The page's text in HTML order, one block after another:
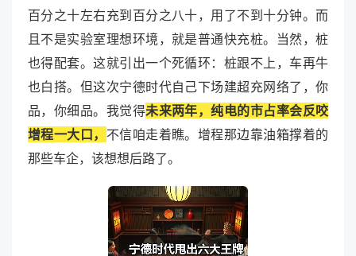
百分之十左右充到百分之八十，用了不到十分钟。而
且不是实验室理想环境，就是普通快充桩。当然，桩
也得配套。这就引出一个死循环：桩跟不上，车再牛
也白搭。但这次宁德时代自己下场建超充网络了，你
品，你细品。我觉得未来两年，纯电的市占率会反咬
增程一大口， 不信咱走着瞧。增程那边靠油箱撑着的
那些车企，该想想后路了。